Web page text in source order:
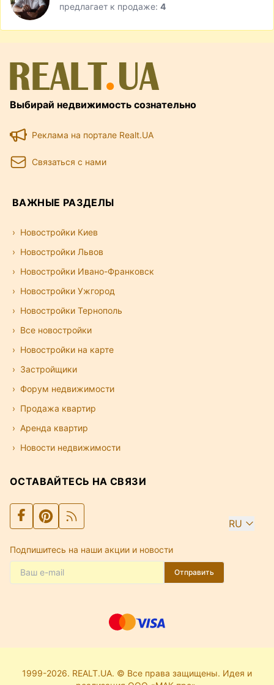
предлагает к продаже: 4
Выбирай недвижимость сознательно
Реклама на портале Realt.UA
Связаться с нами
ВАЖНЫЕ РАЗДЕЛЫ
Новостройки Киев
Новостройки Львов
Новостройки Ивано-Франковск
Новостройки Ужгород
Новостройки Тернополь
Все новостройки
Новостройки на карте
Застройщики
Форум недвижимости
Продажа квартир
Аренда квартир
Новости недвижимости
ОСТАВАЙТЕСЬ НА СВЯЗИ
RU
Подпишитесь на наши акции и новости
Отправить
1999-2026. REALT.UA. © Все права защищены. Идея и